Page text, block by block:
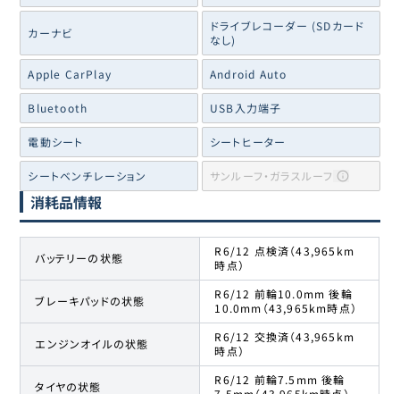
カーナビ
ドライブレコーダー (SDカード
なし)
Apple CarPlay Android Auto
Bluetooth USB入力端子
電動シート シートヒーター
シートベンチレーション サンルーフ・ガラスルーフ
消耗品情報
バッテリーの状態
R6/12 点検済（43,965km
時点）
ブレーキパッドの状態
R6/12 前輪10.0mm 後輪
10.0mm（43,965km時点）
エンジンオイルの状態
R6/12 交換済（43,965km
時点）
タイヤの状態
R6/12 前輪7.5mm 後輪